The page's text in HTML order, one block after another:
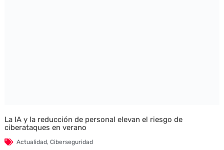
La IA y la reducción de personal elevan el riesgo de
ciberataques en verano
Actualidad, Ciberseguridad